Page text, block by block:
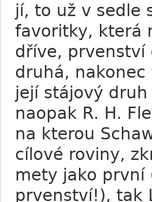
jí, to už v sedle
favoritky, která
dříve, prvenství
druhá,
její stájový
naopak R. H.
na kterou
cílové roviny,
mety jako první
prvenství!), tak